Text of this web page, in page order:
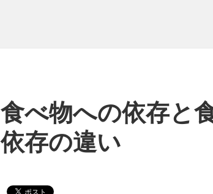
食べ物への依存と
依存の違い